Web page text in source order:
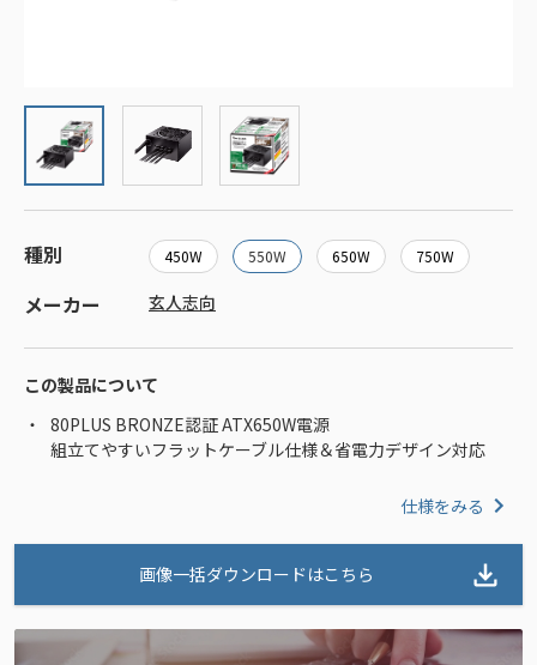
種別 450W 550W 650W 750W
メーカー 玄人志向
この製品について
80PLUS BRONZE認証 ATX650W電源
組立てやすいフラットケーブル仕様＆省電力デザイン対応
仕様をみる
画像一括ダウンロードはこちら